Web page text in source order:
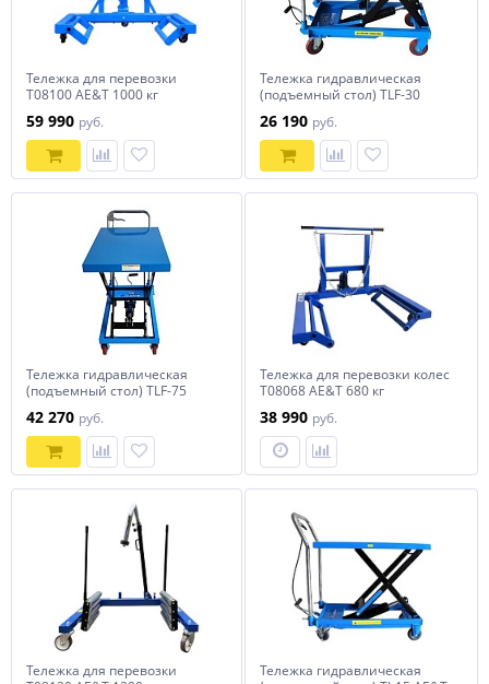
Тележка для перевозки
T08100 AE&T 1000 кг
59 990 руб.
Тележка гидравлическая
(подъемный стол) TLF-30
26 190 руб.
Тележка гидравлическая
(подъемный стол) TLF-75
42 270 руб.
Тележка для перевозки колес
Т08068 AE&T 680 кг
38 990 руб.
Тележка для перевозки
Тележка гидравлическая